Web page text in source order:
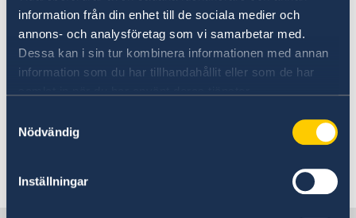
information från din enhet till de sociala medier och
annons- och analysföretag som vi samarbetar med.
Dessa kan i sin tur kombinera informationen med annan
information som du har tillhandahållit eller som de har
Nödvändig
Inställningar
Förbered din resa
ytterligare villkor. Kontakta ansvarig ambassad
för mer information.